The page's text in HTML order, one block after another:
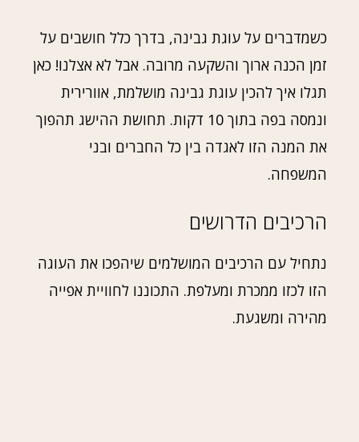
כשמדברים על עוגת גבינה, בדרך כלל חושבים על
זמן הכנה ארוך והשקעה מרובה. אבל לא אצלנו! כאן
תגלו איך להכין עוגת גבינה מושלמת, אוורירית
ונמסה בפה בתוך 10 דקות. תחושת ההישג תהפוך
את המנה הזו לאגדה בין כל החברים ובני
המשפחה.
הרכיבים הדרושים
נתחיל עם הרכיבים המושלמים שיהפכו את העוגה
הזו לכזו ממכרת ומעלפת. התכוננו לחוויית אפייה
מהירה ומשגעת.